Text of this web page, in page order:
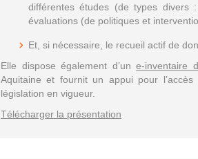
différentes études (de types divers
évaluations (de politiques et
Et, si nécessaire, le recueil actif de
Elle dispose également d’une-inventaire
Aquitaine et fournit un appui pour
législation en vigueur.
Télécharger la présentation